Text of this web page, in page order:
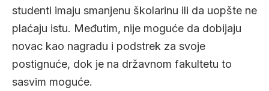
studenti imaju smanjenu školarinu ili da uopšte ne
plaćaju istu. Međutim, nije moguće da dobijaju
novac kao nagradu i podstrek za svoje
postignuće, dok je na državnom fakultetu to
sasvim moguće.